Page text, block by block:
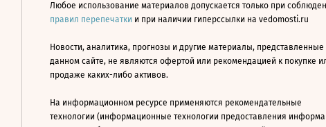
Любое использование материалов допускается только при
правил перепечатки и при наличии гиперссылки на vedomosti.ru
Новости, аналитика, прогнозы и другие материалы, представленные
данном сайте, не являются офертой или рекомендацией к покупке
продаже каких-либо активов.
На информационном ресурсе применяются рекомендательные
технологии (информационные технологии предоставления